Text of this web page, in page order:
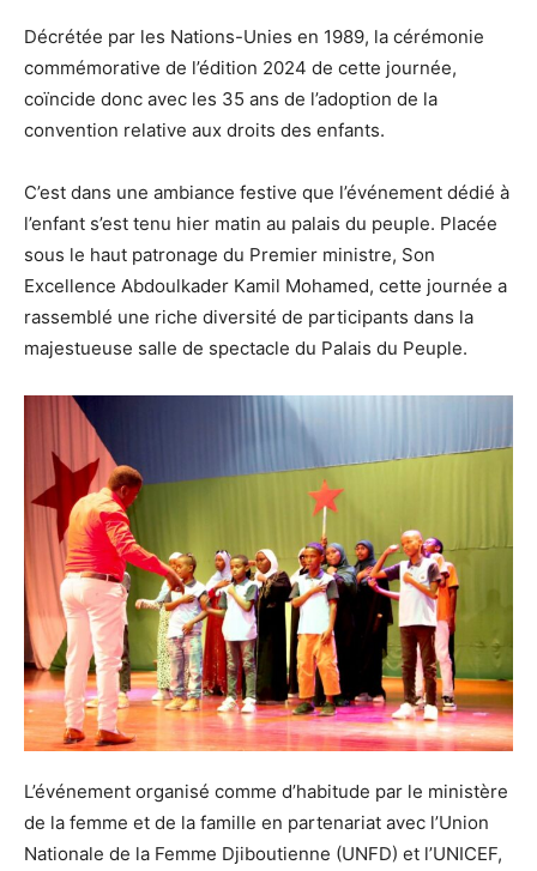
Décrétée par les Nations-Unies en 1989, la cérémonie
commémorative de l’édition 2024 de cette journée,
coïncide donc avec les 35 ans de l’adoption de la
convention relative aux droits des enfants.
C’est dans une ambiance festive que l’événement dédié à
l’enfant s’est tenu hier matin au palais du peuple. Placée
sous le haut patronage du Premier ministre, Son
Excellence Abdoulkader Kamil Mohamed, cette journée a
rassemblé une riche diversité de participants dans la
majestueuse salle de spectacle du Palais du Peuple.
L’événement organisé comme d’habitude par le ministère
de la femme et de la famille en partenariat avec l’Union
Nationale de la Femme Djiboutienne (UNFD) et l’UNICEF,